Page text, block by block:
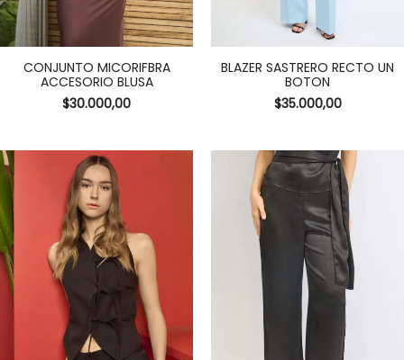
CONJUNTO MICORIFBRA
ACCESORIO BLUSA
$30.000,00
BLAZER SASTRERO RECTO UN
BOTON
$35.000,00